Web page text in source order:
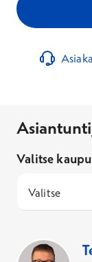
Valitse
Valitse